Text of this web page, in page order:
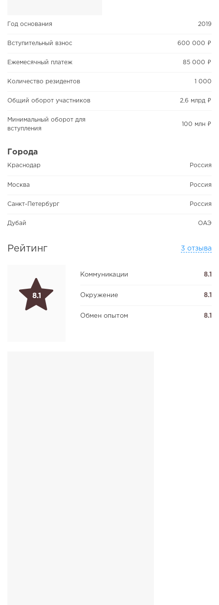
Год основания 2019
Вступительный взнос 600 000 ₽
Ежемесячный платеж 85 000 ₽
Количество резидентов 1 000
Общий оборот участников 2,6 млрд ₽
Минимальный оборот для
вступления
100 млн ₽
Города
Краснодар Россия
Москва Россия
Санкт-Петербург Россия
Дубай ОАЭ
Рейтинг 3 отзыва
8.1
Коммуникации 8.1
Окружение 8.1
Обмен опытом 8.1